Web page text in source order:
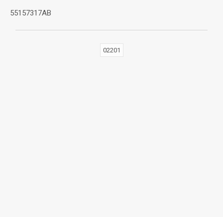
55157317AB
02201